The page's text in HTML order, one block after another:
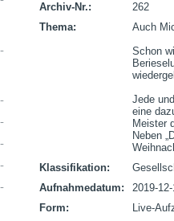
Archiv-Nr.:
262
Thema:
Auch
Schon
Jede
eine
Meister
Neben
Klassifikation:
Aufnahmedatum:
2019-
Form:
Live-